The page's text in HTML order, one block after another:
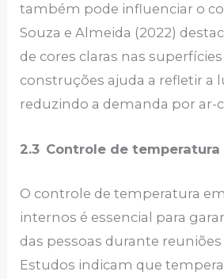
também pode influenciar o
Souza e Almeida (2022)
de cores claras nas
construções ajuda a refletir a
reduzindo a demanda por ar-
2.3 Controle de temperatura
O controle de temperatura
internos é essencial para
das pessoas durante reuniões
Estudos indicam que